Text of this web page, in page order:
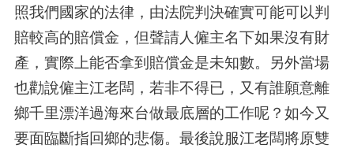
照我們國家的法律，由法院判決確實可能可以判
賠較高的賠償金，但聲請人僱主名下如果沒有財
產，實際上能否拿到賠償金是未知數。另外當場
也勸說僱主江老闆，若非不得已，又有誰願意離
鄉千里漂洋過海來台做最底層的工作呢？如今又
要面臨斷指回鄉的悲傷。最後說服江老闆將原雙